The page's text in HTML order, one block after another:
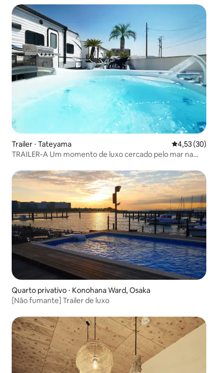
Trailer ⋅ Tateyama 4,53 de uma
4,53 (30)
TRAILER-A Um momento de luxo cercado pelo mar na
desconto para estadias consecutivas
Quarto privativo ⋅ Konohana Ward, Osaka
[Não fumante] Trailer de luxo